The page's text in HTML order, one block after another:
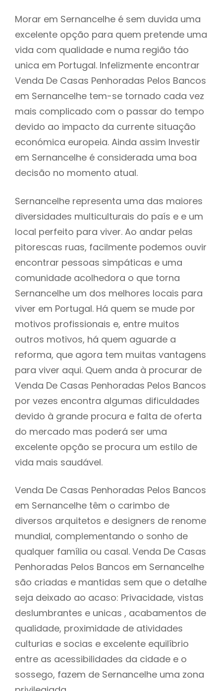
Morar em Sernancelhe é sem duvida uma
excelente opção para quem pretende uma
vida com qualidade e numa região táo
unica em Portugal. Infelizmente encontrar
Venda De Casas Penhoradas Pelos Bancos
em Sernancelhe tem-se tornado cada vez
mais complicado com o passar do tempo
devido ao impacto da currente situação
económica europeia. Ainda assim Investir
em Sernancelhe é considerada uma boa
decisão no momento atual.
Sernancelhe representa uma das maiores
diversidades multiculturais do país e e um
local perfeito para viver. Ao andar pelas
pitorescas ruas, facilmente podemos ouvir
encontrar pessoas simpáticas e uma
comunidade acolhedora o que torna
Sernancelhe um dos melhores locais para
viver em Portugal. Há quem se mude por
motivos profissionais e, entre muitos
outros motivos, há quem aguarde a
reforma, que agora tem muitas vantagens
para viver aqui. Quem anda à procurar de
Venda De Casas Penhoradas Pelos Bancos
por vezes encontra algumas dificuldades
devido à grande procura e falta de oferta
do mercado mas poderá ser uma
excelente opção se procura um estilo de
vida mais saudável.
Venda De Casas Penhoradas Pelos Bancos
em Sernancelhe têm o carimbo de
diversos arquitetos e designers de renome
mundial, complementando o sonho de
qualquer família ou casal. Venda De Casas
Penhoradas Pelos Bancos em Sernancelhe
são criadas e mantidas sem que o detalhe
seja deixado ao acaso: Privacidade, vistas
deslumbrantes e unicas , acabamentos de
qualidade, proximidade de atividades
culturias e socias e excelente equilíbrio
entre as acessibilidades da cidade e o
sossego, fazem de Sernancelhe uma zona